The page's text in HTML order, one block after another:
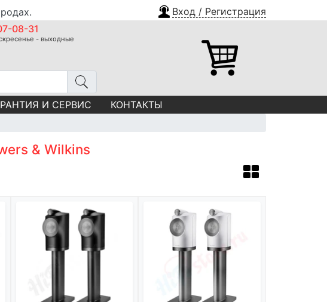
Вход / Регистрация
08-31
- выходные
И СЕРВИС КОНТАКТЫ
& Wilkins